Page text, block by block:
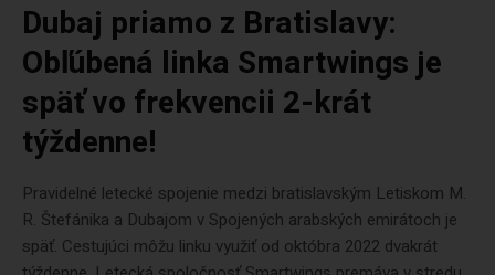
Dubaj priamo z Bratislavy:
Obľúbená linka Smartwings je
späť vo frekvencii 2-krát
týždenne!
Pravidelné letecké spojenie medzi bratislavským Letiskom M.
R. Štefánika a Dubajom v Spojených arabských emirátoch je
späť. Cestujúci môžu linku využiť od októbra 2022 dvakrát